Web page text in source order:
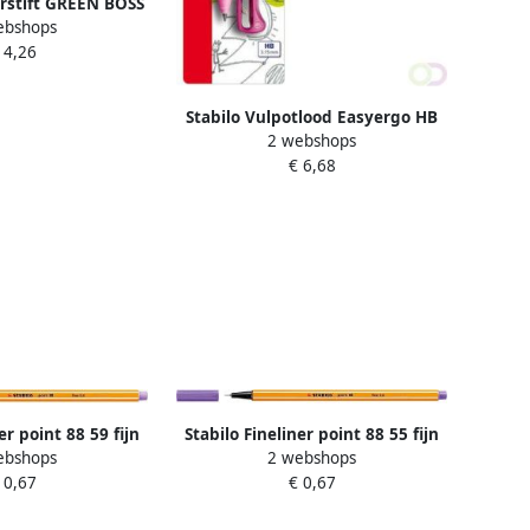
lila blush
Stabilo Vulpotlood Easyergo HB
3.15mm linkshandig roze lila incl
puntenslijper blister Ã 1 stuk
2 webshops
€ 6,68
point 88 59 fijn
lila
Stabilo Fineliner point 88 55 fijn
paars
2 webshops
€ 0,67